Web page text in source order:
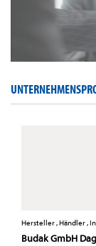
Hersteller , Händler ,
Budak GmbH